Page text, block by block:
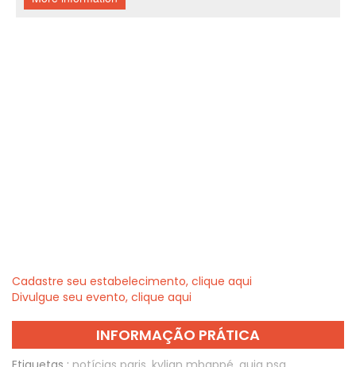
Cadastre seu estabelecimento, clique aqui
Divulgue seu evento, clique aqui
INFORMAÇÃO PRÁTICA